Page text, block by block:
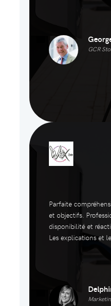
GCR
Parfaite
et objectifs.
disponibilité et
Les explications et